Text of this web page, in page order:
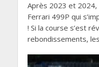
Après 2023 et 2024,
Ferrari 499P qui
! Si la course s’est
rebondissements,